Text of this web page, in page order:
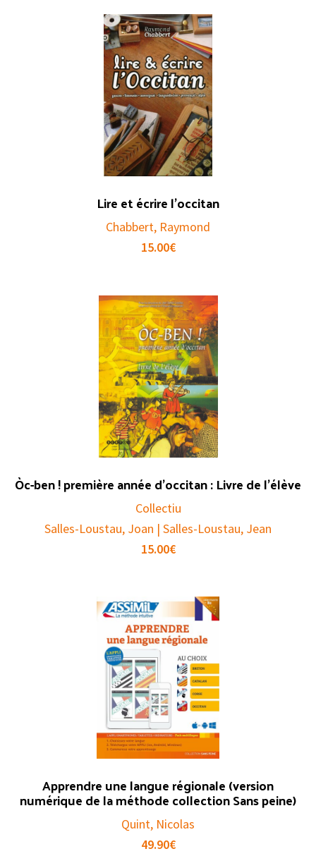
Lire et écrire l’occitan
Chabbert, Raymond
15.00€
Òc-ben ! première année d’occitan : Livre de l’élève
Collectiu
Salles-Loustau, Joan | Salles-Loustau, Jean
15.00€
Apprendre une langue régionale (version
numérique de la méthode collection Sans peine)
Quint, Nicolas
49.90€